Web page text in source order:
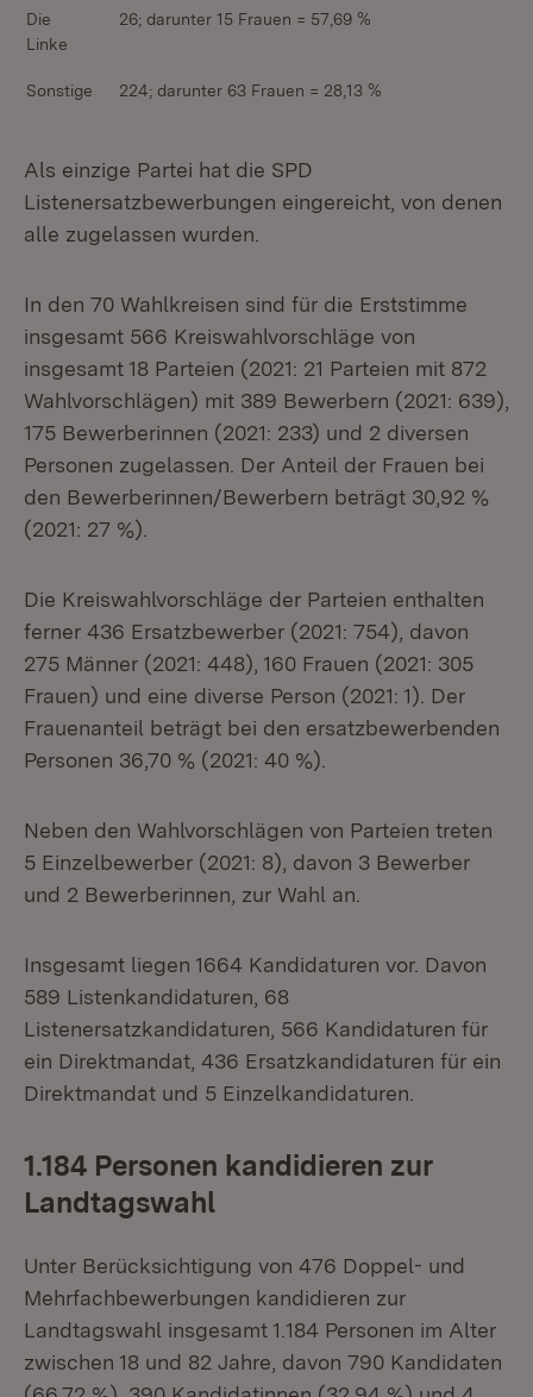
Die
Linke
26; darunter 15 Frauen = 57,69 %
Sonstige 224; darunter 63 Frauen = 28,13 %
Als einzige Partei hat die SPD
Listenersatzbewerbungen eingereicht, von denen
alle zugelassen wurden.
In den 70 Wahlkreisen sind für die Erststimme
insgesamt 566 Kreiswahlvorschläge von
insgesamt 18 Parteien (2021: 21 Parteien mit 872
Wahlvorschlägen) mit 389 Bewerbern (2021: 639),
175 Bewerberinnen (2021: 233) und 2 diversen
Personen zugelassen. Der Anteil der Frauen bei
den Bewerberinnen/Bewerbern beträgt 30,92 %
(2021: 27 %).
Die Kreiswahlvorschläge der Parteien enthalten
ferner 436 Ersatzbewerber (2021: 754), davon
275 Männer (2021: 448), 160 Frauen (2021: 305
Frauen) und eine diverse Person (2021: 1). Der
Frauenanteil beträgt bei den ersatzbewerbenden
Personen 36,70 % (2021: 40 %).
Neben den Wahlvorschlägen von Parteien treten
5 Einzelbewerber (2021: 8), davon 3 Bewerber
und 2 Bewerberinnen, zur Wahl an.
Insgesamt liegen 1664 Kandidaturen vor. Davon
589 Listenkandidaturen, 68
Listenersatzkandidaturen, 566 Kandidaturen für
ein Direktmandat, 436 Ersatzkandidaturen für ein
Direktmandat und 5 Einzelkandidaturen.
1.184 Personen kandidieren zur
Landtagswahl
Unter Berücksichtigung von 476 Doppel- und
Mehrfachbewerbungen kandidieren zur
Landtagswahl insgesamt 1.184 Personen im Alter
zwischen 18 und 82 Jahre, davon 790 Kandidaten